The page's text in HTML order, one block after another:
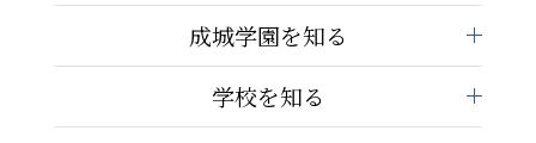
成城学園を知る
学校を知る